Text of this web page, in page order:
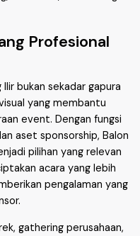
Profesional
bukan sekadar gapura
yang membantu
event. Dengan fungsi
aset sponsorship, Balon
pilihan yang relevan
acara yang lebih
pengalaman yang
gathering perusahaan,